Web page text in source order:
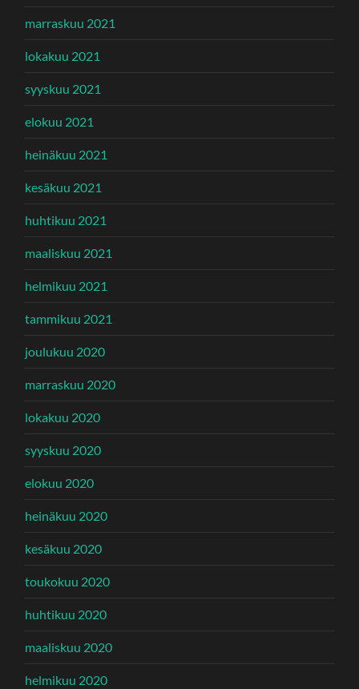
marraskuu 2021
lokakuu 2021
syyskuu 2021
elokuu 2021
heinäkuu 2021
kesäkuu 2021
huhtikuu 2021
maaliskuu 2021
helmikuu 2021
tammikuu 2021
joulukuu 2020
marraskuu 2020
lokakuu 2020
syyskuu 2020
elokuu 2020
heinäkuu 2020
kesäkuu 2020
toukokuu 2020
huhtikuu 2020
maaliskuu 2020
helmikuu 2020